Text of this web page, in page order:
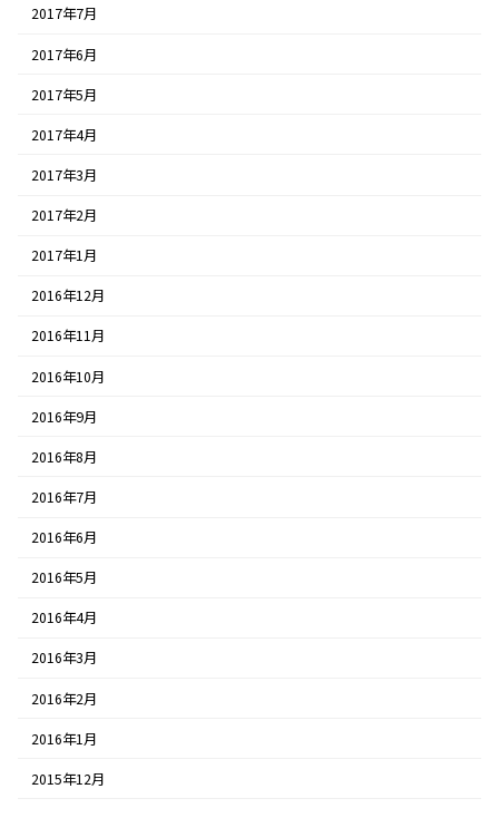
2017年7月
2017年6月
2017年5月
2017年4月
2017年3月
2017年2月
2017年1月
2016年12月
2016年11月
2016年10月
2016年9月
2016年8月
2016年7月
2016年6月
2016年5月
2016年4月
2016年3月
2016年2月
2016年1月
2015年12月